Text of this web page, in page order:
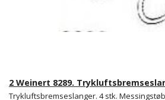
2 Weinert 8289.
Trykluftsbremseslanger. 4 stk.